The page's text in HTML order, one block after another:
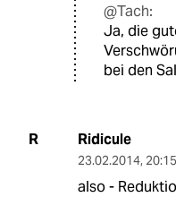
@Tach:
Ja, die
bei den
R Ridicule
23.02.2014,
also -